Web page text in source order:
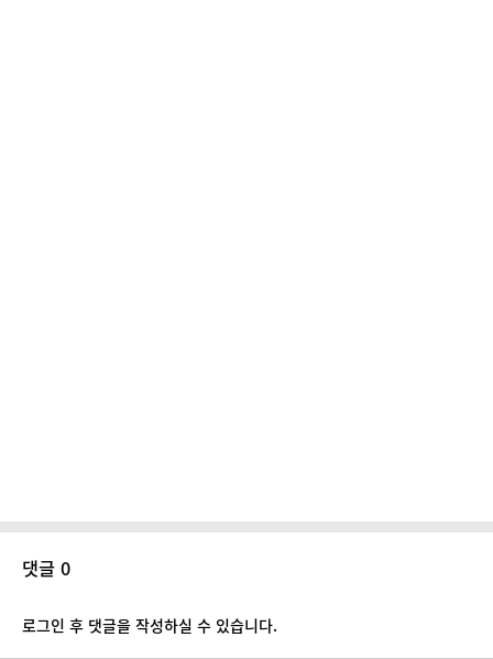
댓글 0
로그인 후 댓글을 작성하실 수 있습니다.